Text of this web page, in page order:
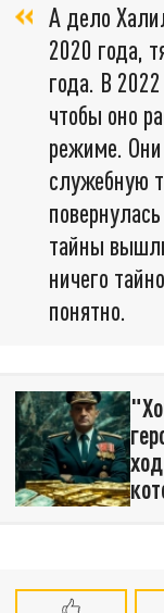
А дело
2020 года,
года. В
чтобы оно
режиме. Они
служебную
тайны
ничего
понятно.